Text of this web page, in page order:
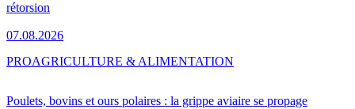
rétorsion
07.08.2026
Poulets, bovins et ours polaires : la grippe aviaire se propage
PROAGRICULTURE & ALIMENTATION